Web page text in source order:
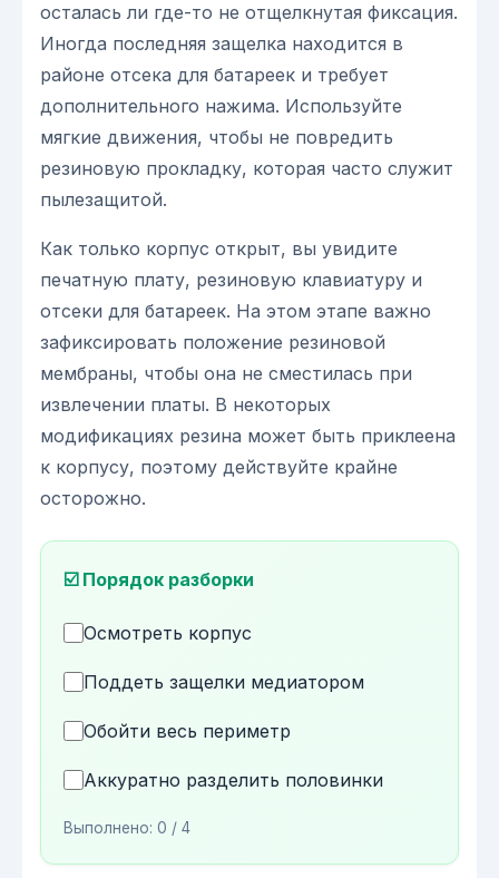
осталась ли где-то не отщелкнутая фиксация.
Иногда последняя защелка находится в
районе отсека для батареек и требует
дополнительного нажима. Используйте
мягкие движения, чтобы не повредить
резиновую прокладку, которая часто служит
пылезащитой.
Как только корпус открыт, вы увидите
печатную плату, резиновую клавиатуру и
отсеки для батареек. На этом этапе важно
зафиксировать положение резиновой
мембраны, чтобы она не сместилась при
извлечении платы. В некоторых
модификациях резина может быть приклеена
к корпусу, поэтому действуйте крайне
осторожно.
☑️ Порядок разборки
Осмотреть корпус
Поддеть защелки медиатором
Обойти весь периметр
Аккуратно разделить половинки
Выполнено: 0 / 4